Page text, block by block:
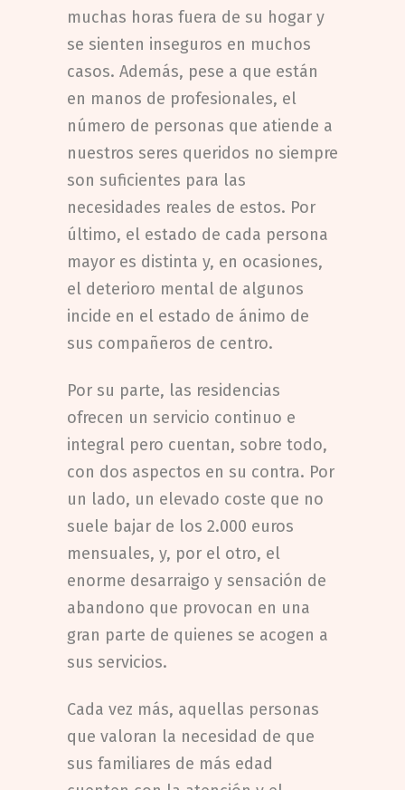
muchas horas fuera de su hogar y
se sienten inseguros en muchos
casos. Además, pese a que están
en manos de profesionales, el
número de personas que atiende a
nuestros seres queridos no siempre
son suficientes para las
necesidades reales de estos. Por
último, el estado de cada persona
mayor es distinta y, en ocasiones,
el deterioro mental de algunos
incide en el estado de ánimo de
sus compañeros de centro.
Por su parte, las residencias
ofrecen un servicio continuo e
integral pero cuentan, sobre todo,
con dos aspectos en su contra. Por
un lado, un elevado coste que no
suele bajar de los 2.000 euros
mensuales, y, por el otro, el
enorme desarraigo y sensación de
abandono que provocan en una
gran parte de quienes se acogen a
sus servicios.
Cada vez más, aquellas personas
que valoran la necesidad de que
sus familiares de más edad